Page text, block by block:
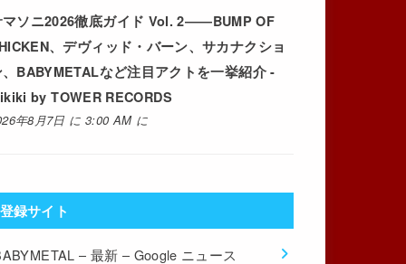
マソニ2026徹底ガイド Vol. 2――BUMP OF
、デヴィッド・バーン、サカナクショ
、BABYMETALなど注目アクトを一挙紹介 -
by TOWER RECORDS
年8月7日 に 3:00 AM に
登録サイト
– 最新 – Google ニュース